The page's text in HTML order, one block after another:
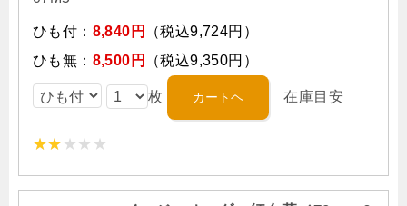
ひも付： 8,840円
（税込9,724円）
ひも無： 8,500円 （税込9,350円）
枚 在庫目安